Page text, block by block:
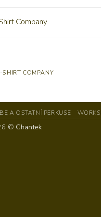
Company
SHIRT COMPANY
A OSTATNÍ PERKUSE
© Chantek